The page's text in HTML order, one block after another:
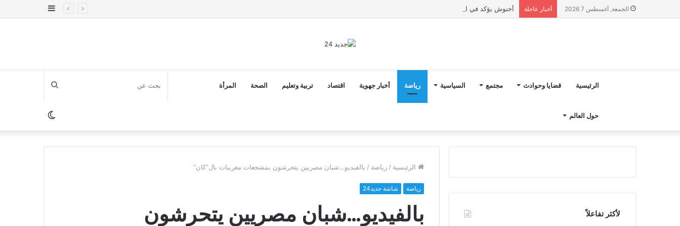
الجمعة, أغسطس 7 2026 أخبار عاجلة أخنوش يؤكد في المذكرة التوجيهية حول ميزانية 2027 أن ثوابت العدالة الاجتماعية والمجالية خيار استراتيجي للبلاد
إضافة
الرئيسية قضايا وحوادث مجتمع السياسية رياضة أخبار جهوية اقتصاد تربية وتعليم الصحة المرأة
حول العالم
بحث
عنالوضع
المظلم
الرئيسية / رياضة / بالفيديو…شبان مصريين يتحرشون بمشجعات مغربيات بال”كان”
رياضة شاشة جديد24
بالفيديو…شبان مصريين يتحرشون
لأكثر تفاعلاً